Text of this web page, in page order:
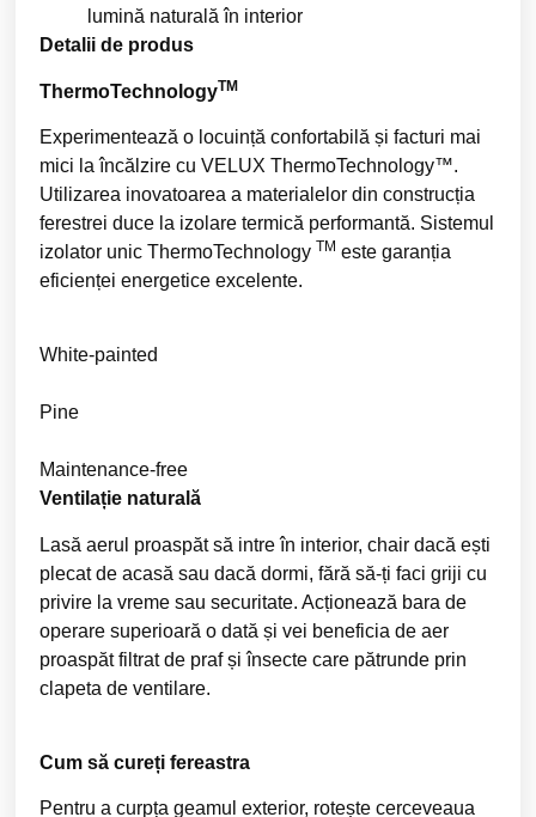
lumină naturală în interior
Detalii de produs
ThermoTechnologyTM
Experimentează o locuință confortabilă și facturi mai
mici la încălzire cu VELUX ThermoTechnology™.
Utilizarea inovatoarea a materialelor din construcția
ferestrei duce la izolare termică performantă. Sistemul
izolator unic ThermoTechnology TM este garanția
eficienței energetice excelente.
White-painted
Pine
Maintenance-free
Ventilație naturală
Lasă aerul proaspăt să intre în interior, chair dacă ești
plecat de acasă sau dacă dormi, fără să-ți faci griji cu
privire la vreme sau securitate. Acționează bara de
operare superioară o dată și vei beneficia de aer
proaspăt filtrat de praf și însecte care pătrunde prin
clapeta de ventilare.
Cum să cureți fereastra
Pentru a curpța geamul exterior, rotește cerceveaua